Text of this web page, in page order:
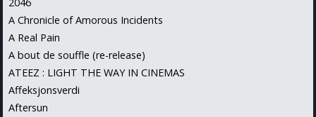
A Chronicle of Amorous Incidents
A Real Pain
A bout de souffle (re-release)
ATEEZ : LIGHT THE WAY IN CINEMAS
Affeksjonsverdi
Aftersun